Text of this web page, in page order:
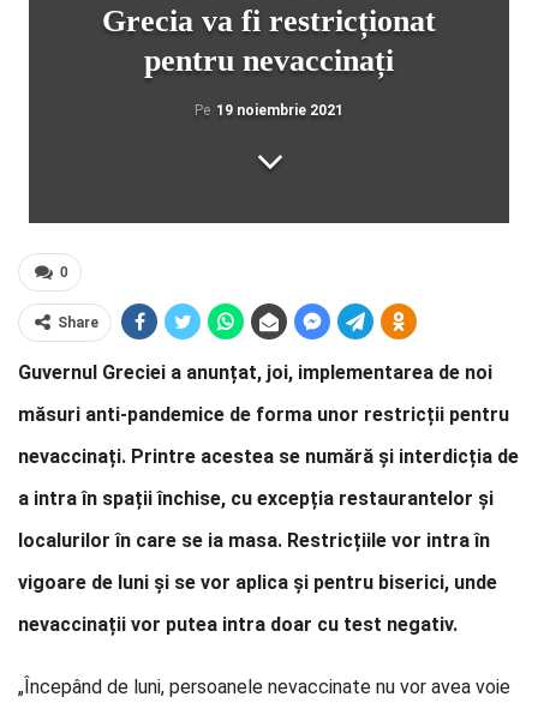
Grecia va fi restricționat
pentru nevaccinați
Pe 19 noiembrie 2021
0
Share
Guvernul Greciei a anunțat, joi, implementarea de noi
măsuri anti-pandemice de forma unor restricții pentru
nevaccinați. Printre acestea se numără și interdicția de
a intra în spații închise, cu excepția restaurantelor și
localurilor în care se ia masa. Restricțiile vor intra în
vigoare de luni și se vor aplica și pentru biserici, unde
nevaccinații vor putea intra doar cu test negativ.
„Începând de luni, persoanele nevaccinate nu vor avea voie